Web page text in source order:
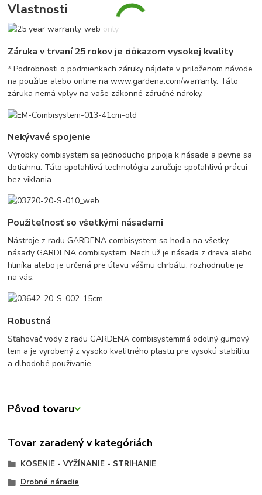
Vlastnosti
Záruka v trvaní 25 rokov je dôkazom vysokej kvality
* Podrobnosti o podmienkach záruky nájdete v priloženom návode
na použitie alebo online na www.gardena.com/warranty. Táto
záruka nemá vplyv na vaše zákonné záručné nároky.
Nekývavé spojenie
Výrobky combisystem sa jednoducho pripoja k násade a pevne sa
dotiahnu. Táto spoľahlivá technológia zaručuje spoľahlivú prácui
bez viklania.
Použiteľnosť so všetkými násadami
Nástroje z radu GARDENA combisystem sa hodia na všetky
násady GARDENA combisystem. Nech už je násada z dreva alebo
hliníka alebo je určená pre úľavu vášmu chrbátu, rozhodnutie je
na vás.
Robustná
Sťahovač vody z radu GARDENA combisystemmá odolný gumový
lem a je vyrobený z vysoko kvalitného plastu pre vysokú stabilitu
a dlhodobé používanie.
Pôvod tovaru
Tovar zaradený v kategóriách
KOSENIE - VYŽÍNANIE - STRIHANIE
Drobné náradie